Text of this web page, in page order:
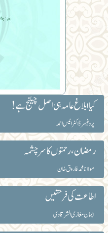
کیا ابلاغ عامہ ہی اصل چیلنج ہے!
پروفیسر ڈاکٹر انیس احمد
رمضان، رحمتوں کا سرچشمہ
مولانا محمد فاروق خان
اطاعت کی فرحتیں
ایمان مغازی الشرقاوی